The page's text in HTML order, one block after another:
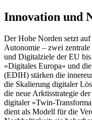
Innovation und
Der Hohe Norden setzt
Autonomie – zwei
und Digitalziele der EU
»Digitales Europa« und
(EDIH) stärken die
die Skalierung digitaler
die neue Arktisstrategie
digitaler »Twin-
dient als Modell für die